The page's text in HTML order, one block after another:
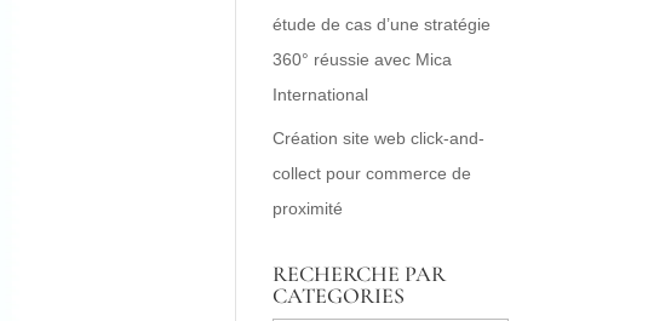
étude de cas d’une stratégie
360° réussie avec Mica
International
Création site web click-and-
collect pour commerce de
proximité
RECHERCHE PAR
CATEGORIES